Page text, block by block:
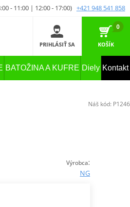
- 11:00 | 12:00 - 17:00) +421 948 541 858
PRIHLÁSIŤ SA
0
KOŠÍK
BATOŽINA A KUFRE Diely Kontakt
Výrobca:
NG
Náš kód: P1246